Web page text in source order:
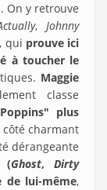
On y retrouve
, Johnny
qui prouve ici
à toucher le
Maggie
classe
plus
charmant
dérangeante
(Ghost,Dirty
de lui-même,